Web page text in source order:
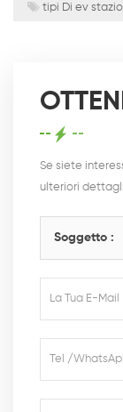
tipi Di ev
Se siete
ulteriori
Soggetto :